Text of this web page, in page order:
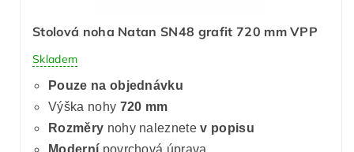
Stolová noha Natan SN48 grafit 720 mm VPP
Skladem
Pouze na objednávku
Výška nohy 720 mm
Rozměry nohy naleznetev popisu
Moderní povrchová úprava